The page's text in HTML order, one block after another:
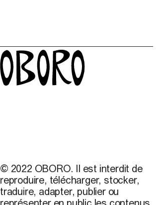
© 2022 OBORO. Il est interdit de
reproduire, télécharger, stocker,
traduire, adapter, publier ou